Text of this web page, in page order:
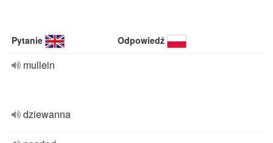
Pytanie Odpowiedź
mullein
dziewanna